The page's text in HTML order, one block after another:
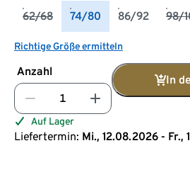
62/68 74/80 86/92 98/
Richtige Größe ermitteln
Anzahl
In
Auf Lager
Liefertermin: Mi., 12.08.2026 - Fr.,